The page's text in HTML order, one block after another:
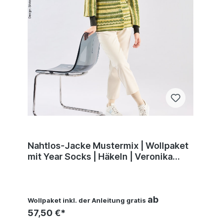
Nahtlos-Jacke Mustermix | Wollpaket
mit Year Socks | Häkeln | Veronika
Wollpaket inkl. der Anleitung gratis ab
57,50 €*